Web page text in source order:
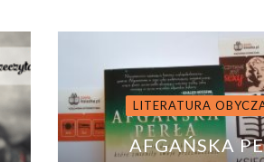
LITERATURA
AFGAŃSKA